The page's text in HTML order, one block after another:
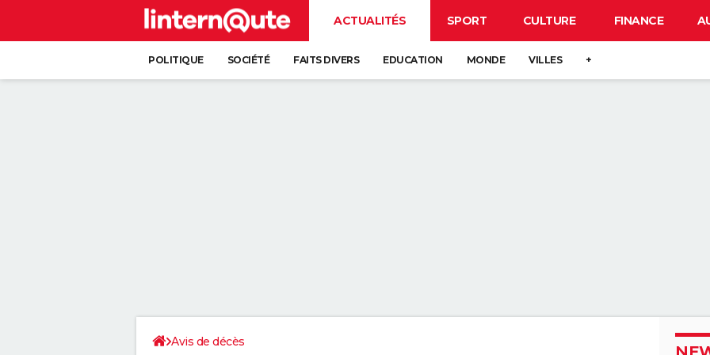
ACTUALITÉS SPORT CULTURE FINANCE
POLITIQUE SOCIÉTÉ FAITS DIVERS EDUCATION MONDE VILLES +
Avis de décès